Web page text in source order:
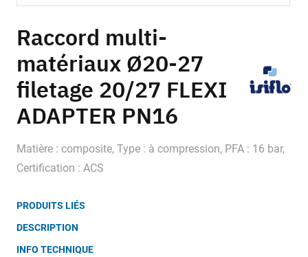
to
the
beginning
of
the
gallery
Raccord multi-
matériaux Ø20-27
filetage 20/27 FLEXI
ADAPTER PN16
Matière : composite, Type : à compression, PFA : 16 bar,
Certification : ACS
PRODUITS LIÉS
DESCRIPTION
INFO TECHNIQUE